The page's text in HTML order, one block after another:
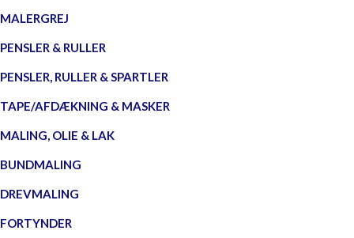
MALERGREJ
PENSLER & RULLER
PENSLER, RULLER & SPARTLER
TAPE/AFDÆKNING & MASKER
MALING, OLIE & LAK
BUNDMALING
DREVMALING
FORTYNDER